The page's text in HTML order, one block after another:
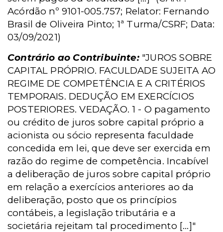
Acórdão nº 9101-005.757; Relator: Fernando
Brasil de Oliveira Pinto; 1ª Turma/CSRF; Data:
03/09/2021)
Contrário ao Contribuinte:"JUROS SOBRE
CAPITAL PRÓPRIO. FACULDADE SUJEITA AO
REGIME DE COMPETÊNCIA E A CRITÉRIOS
TEMPORAIS. DEDUÇÃO EM EXERCÍCIOS
POSTERIORES. VEDAÇÃO. 1 - O pagamento
ou crédito de juros sobre capital próprio a
acionista ou sócio representa faculdade
concedida em lei, que deve ser exercida em
razão do regime de competência. Incabível
a deliberação de juros sobre capital próprio
em relação a exercícios anteriores ao da
deliberação, posto que os princípios
contábeis, a legislação tributária e a
societária rejeitam tal procedimento [...]"